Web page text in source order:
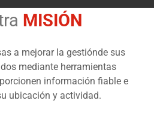
MISIÓN
a mejorar la gestiónde sus
mediante herramientas
información fiable e
ubicación y actividad.